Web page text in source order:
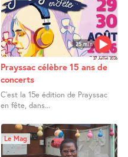
25 min
27 Juillet 2026
Prayssac célèbre 15 ans de
concerts
C’est la 15e édition de Prayssac
en fête, dans...
Le Mag